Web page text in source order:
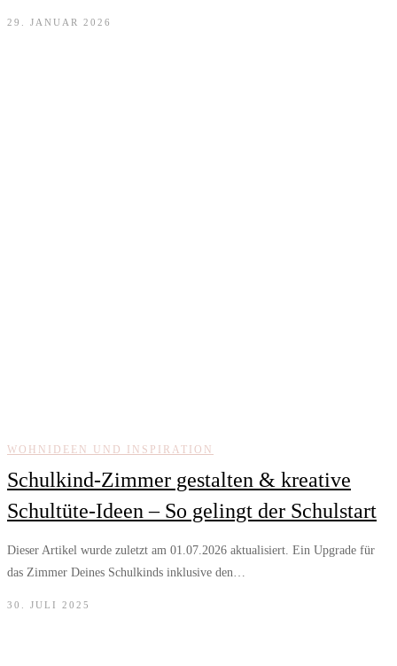
29. JANUAR 2026
WOHNIDEEN UND INSPIRATION
Schulkind-Zimmer gestalten & kreative
Schultüte-Ideen – So gelingt der Schulstart
Dieser Artikel wurde zuletzt am 01.07.2026 aktualisiert. Ein Upgrade für
das Zimmer Deines Schulkinds inklusive den…
30. JULI 2025